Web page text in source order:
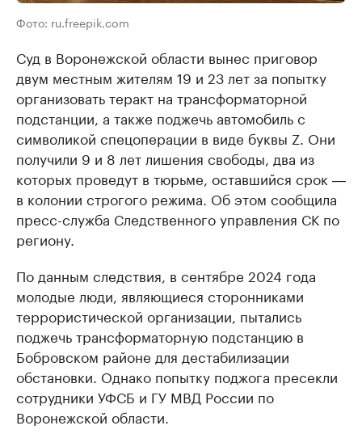
Фото: ru.freepik.com
Суд в Воронежской области вынес приговор
двум местным жителям 19 и 23 лет за попытку
организовать теракт на трансформаторной
подстанции, а также поджечь автомобиль с
символикой спецоперации в виде буквы Z. Они
получили 9 и 8 лет лишения свободы, два из
которых проведут в тюрьме, оставшийся срок ―
в колонии строгого режима. Об этом сообщила
пресс-служба Следственного управления СК по
региону.
По данным следствия, в сентябре 2024 года
молодые люди, являющиеся сторонниками
террористической организации, пытались
поджечь трансформаторную подстанцию в
Бобровском районе для дестабилизации
обстановки. Однако попытку поджога пресекли
сотрудники УФСБ и ГУ МВД России по
Воронежской области.